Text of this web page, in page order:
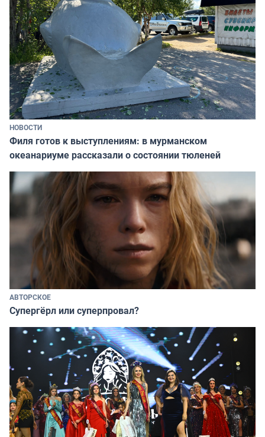
НОВОСТИ
Филя готов к выступлениям: в мурманском
океанариуме рассказали о состоянии тюленей
АВТОРСКОЕ
Супергёрл или суперпровал?